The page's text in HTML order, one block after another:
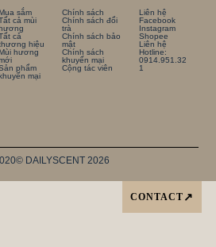
sắm
cả mùi
cả
hiệu
hương
phẩm
mại
Chính sách
Chính sách đổi
trà
Chính sách bảo
mật
Chính sách
khuyến mại
Cộng tác viên
Liên hệ
Facebook
Instagram
Shopee
Liên hệ
Hotline:
0914.951.32
1
© DAILYSCENT 2026
CONTACT ↗